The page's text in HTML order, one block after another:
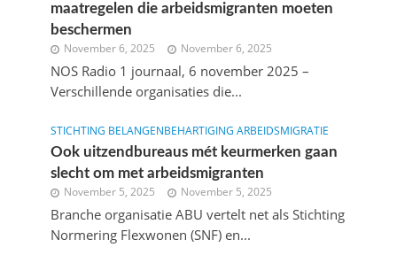
maatregelen die arbeidsmigranten moeten
beschermen
November 6, 2025 November 6, 2025
NOS Radio 1 journaal, 6 november 2025 –
Verschillende organisaties die...
STICHTING BELANGENBEHARTIGING ARBEIDSMIGRATIE
Ook uitzendbureaus mét keurmerken gaan
slecht om met arbeidsmigranten
November 5, 2025 November 5, 2025
Branche organisatie ABU vertelt net als Stichting
Normering Flexwonen (SNF) en...